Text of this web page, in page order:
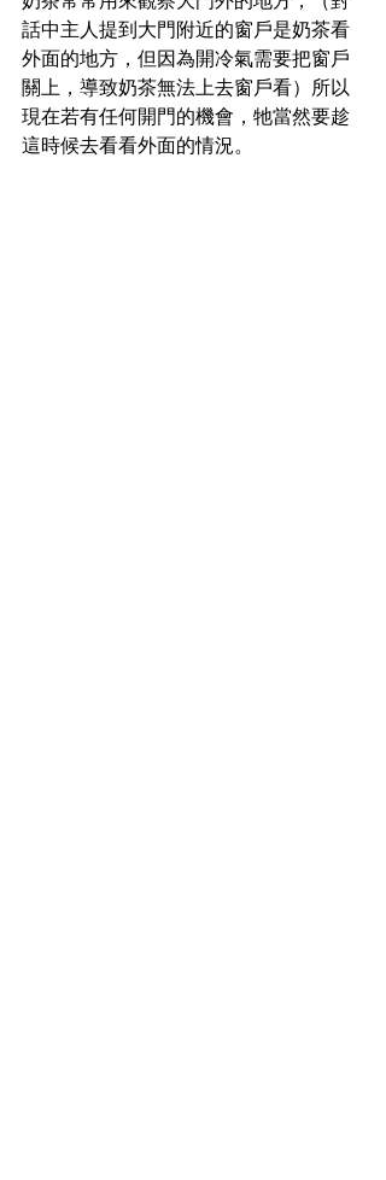
話中主人提到大門附近的窗戶是奶茶看
外面的地方，但因為開冷氣需要把窗戶
關上，導致奶茶無法上去窗戶看）所以
現在若有任何開門的機會，牠當然要趁
這時候去看看外面的情況。